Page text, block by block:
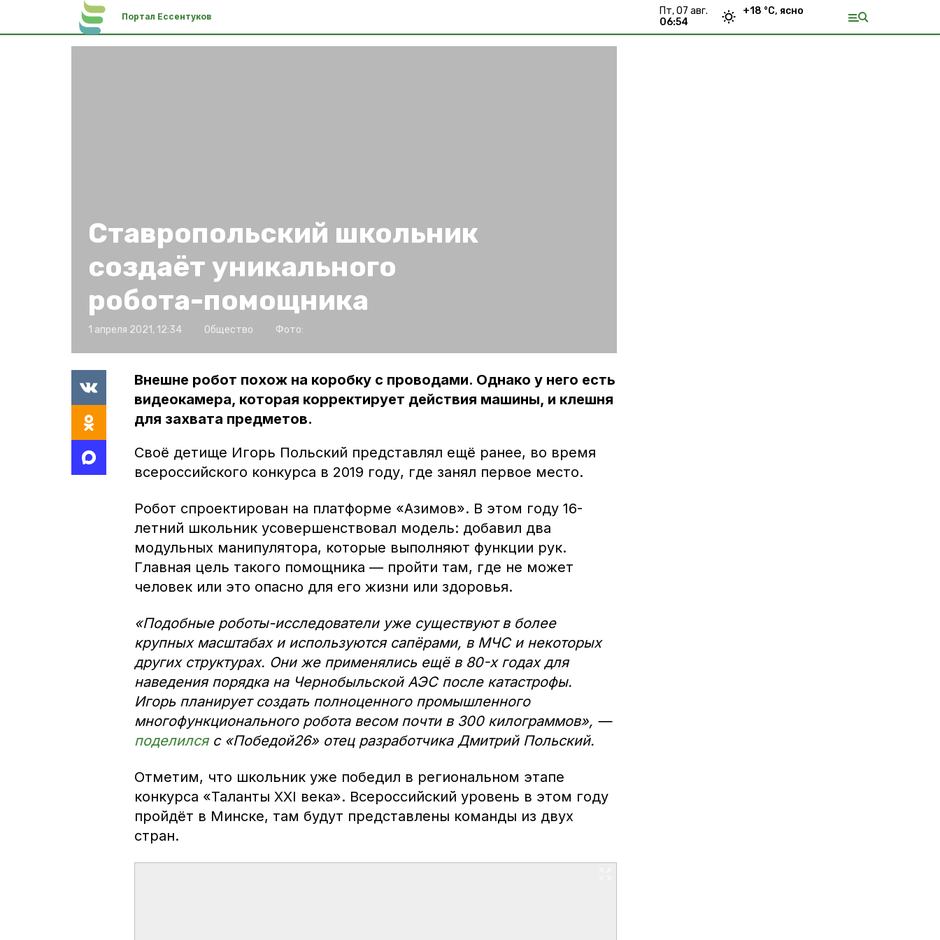
Портал Ессентуков
пт, 07 авг.
06:54
+18 °С, ясно
Ставропольский школьник
создаёт уникального
робота-помощника
1 апреля 2021, 12:34 Общество Фото:
Внешне робот похож на коробку с проводами. Однако у него есть
видеокамера, которая корректирует действия машины, и клешня
для захвата предметов.
Своё детище Игорь Польский представлял ещё ранее, во время
всероссийского конкурса в 2019 году, где занял первое место.
Робот спроектирован на платформе «Азимов». В этом году 16-
летний школьник усовершенствовал модель: добавил два
модульных манипулятора, которые выполняют функции рук.
Главная цель такого помощника — пройти там, где не может
человек или это опасно для его жизни или здоровья.
«Подобные роботы-исследователи уже существуют в более
крупных масштабах и используются сапёрами, в МЧС и некоторых
других структурах. Они же применялись ещё в 80-х годах для
наведения порядка на Чернобыльской АЭС после катастрофы.
Игорь планирует создать полноценного промышленного
многофункционального робота весом почти в 300 килограммов», —
поделилсяс «Победой26» отец разработчика Дмитрий Польский.
Отметим, что школьник уже победил в региональном этапе
конкурса «Таланты XXI века». Всероссийский уровень в этом году
пройдёт в Минске, там будут представлены команды из двух
стран.